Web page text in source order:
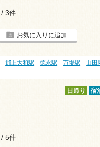
/ 3件
お気に入りに追加
郡上大和駅 徳永駅 万場駅 山田
日帰り 宿
/ 5件